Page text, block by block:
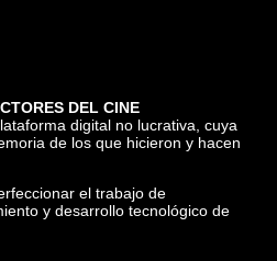
DEL CINE
digital no lucrativa, cuya
de los que hicieron y hacen
el trabajo de
y desarrollo tecnológico de